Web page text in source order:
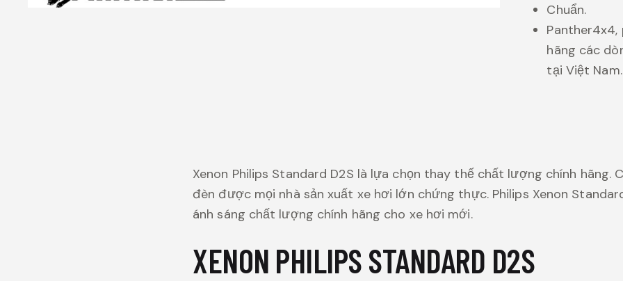
Chuẩn.
Panther4x4,
hãng các
tại Việt Nam.
Xenon Philips Standard D2S là lựa chọn thay thế chất lượng chính hãng.
đèn được mọi nhà sản xuất xe hơi lớn chứng thực. Philips Xenon
ánh sáng chất lượng chính hãng cho xe hơi mới.
XENON PHILIPS STANDARD D2S